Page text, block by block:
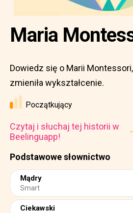
Podstawowe słownictwo
Mądry
Smart
Ciekawski
Maria
Dowiedz się o Marii
zmieniła wykształcenie.
Początkujący
Czytaj i słuchaj tej historii w
Beelinguapp!